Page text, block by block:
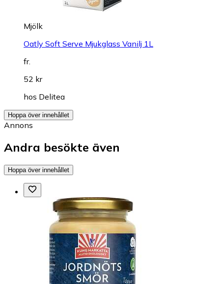
Mjölk
Oatly Soft Serve Mjukglass Vanilj 1L
fr.
52 kr
hos Delitea
Hoppa över innehållet
Annons
Andra besökte även
Hoppa över innehållet